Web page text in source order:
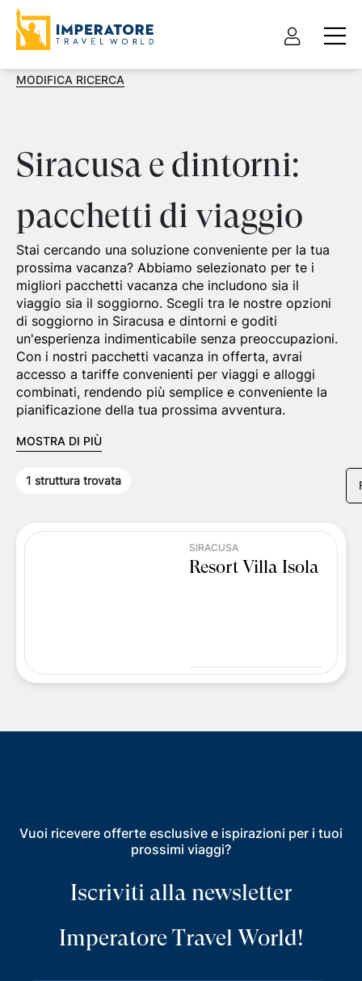
MODIFICA RICERCA
Siracusa e dintorni:
pacchetti di viaggio
Stai cercando una soluzione conveniente per la tua
prossima vacanza? Abbiamo selezionato per te i
migliori pacchetti vacanza che includono sia il
viaggio sia il soggiorno. Scegli tra le nostre opzioni
di soggiorno in Siracusa e dintorni e goditi
un'esperienza indimenticabile senza preoccupazioni.
Con i nostri pacchetti vacanza in offerta, avrai
accesso a tariffe convenienti per viaggi e alloggi
combinati, rendendo più semplice e conveniente la
pianificazione della tua prossima avventura.
MOSTRA DI PIÙ
1 struttura trovata
SIRACUSA
Resort Villa Isola
Vuoi ricevere offerte esclusive e ispirazioni per i tuoi
prossimi viaggi?
Iscriviti alla newsletter
Imperatore Travel World!